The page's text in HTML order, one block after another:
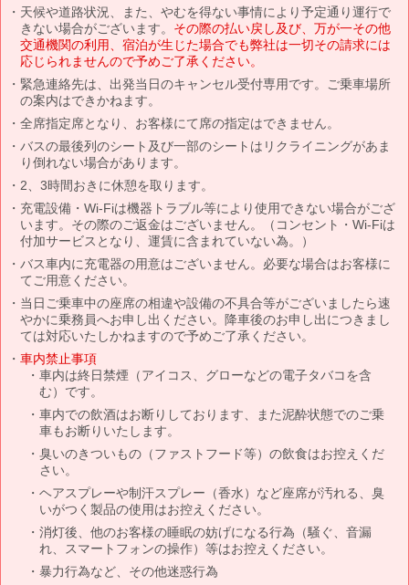
天候や道路状況、また、やむを得ない事情により予定通り運行で
きない場合がございます。 その際の払い戻し及び、万が一その他
交通機関の利用、宿泊が生じた場合でも弊社は一切その請求には
応じられませんので予めご了承ください。
緊急連絡先は、出発当日のキャンセル受付専用です。ご乗車場所
の案内はできかねます。
全席指定席となり、お客様にて席の指定はできません。
バスの最後列のシート及び一部のシートはリクライニングがあま
り倒れない場合があります。
2、3時間おきに休憩を取ります。
充電設備・Wi-Fiは機器トラブル等により使用できない場合がござ
います。その際のご返金はございません。（コンセント・Wi-Fiは
付加サービスとなり、運賃に含まれていない為。）
バス車内に充電器の用意はございません。必要な場合はお客様に
てご用意ください。
当日ご乗車中の座席の相違や設備の不具合等がございましたら速
やかに乗務員へお申し出ください。降車後のお申し出につきまし
ては対応いたしかねますので予めご了承ください。
車内禁止事項
車内は終日禁煙（アイコス、グローなどの電子タバコを含
む）です。
車内での飲酒はお断りしております、また泥酔状態でのご乗
車もお断りいたします。
臭いのきついもの（ファストフード等）の飲食はお控えくだ
さい。
ヘアスプレーや制汗スプレー（香水）など座席が汚れる、臭
いがつく製品の使用はお控えください。
消灯後、他のお客様の睡眠の妨げになる行為（騒ぐ、音漏
れ、スマートフォンの操作）等はお控えください。
暴力行為など、その他迷惑行為